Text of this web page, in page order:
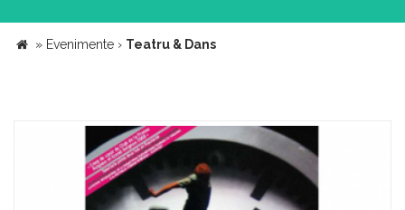
» Evenimente › Teatru & Dans